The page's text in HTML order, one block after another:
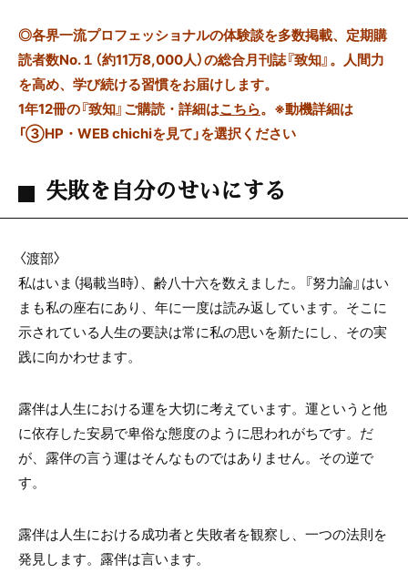
◎各界一流プロフェッショナルの体験談を多数掲載、定期購
読者数No.１（約11万8,000人）の総合月刊誌『致知』。人間力
を高め、学び続ける習慣をお届けします。
1年12冊の『致知』ご購読・詳細はこちら。 ※動機詳細は
「③HP・WEB chichiを見て」を選択ください
失敗を自分のせいにする
〈渡部〉
私はいま（掲載当時）、齢八十六を数えました。『努力論』はい
まも私の座右にあり、年に一度は読み返しています。そこに
示されている人生の要訣は常に私の思いを新たにし、その実
践に向かわせます。
露伴は人生における運を大切に考えています。運というと他
に依存した安易で卑俗な態度のように思われがちです。だ
が、露伴の言う運はそんなものではありません。その逆で
す。
露伴は人生における成功者と失敗者を観察し、一つの法則を
発見します。露伴は言います。